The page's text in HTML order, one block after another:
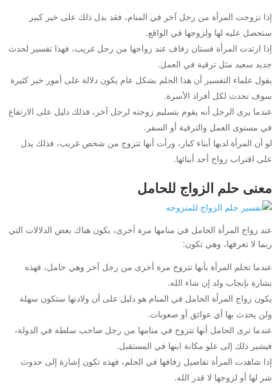
إذا تزوجت المرأة من رجل آخر في المنام، فقد يدل ذلك على خير كبير
ستحصل عليه لها ولزوجها في الواقع.
إذا ارتدت المرأة فستان زفاف عند زواجها من رجل غريب، فهذا تفسير لحدث
جديد سعيد مثل ترقية في العمل.
يقول علماء التفسير أن هذا الحلم بشكل عام يكون دلالة على أمور خير كثيرة
سوف تحدث لكل أفراد الأسرة.
عندما يرى الرجل أنه يقوم بتسليم زوجته لرجل آخر، فذلك دليل على الارتفاع
في مستوى العمل والترقية أو السفر.
لو أن المرأة لديها أبناء كبار، ورأت أنها تتزوج من شخص غريب، فذلك يدل
على اقتراب زواج أحد أبنائها.
معنى حلم الزواج للحامل
عند زواج المرأة الحامل في منامها مرة أخرى، يكون هناك بعض الدلالات التي
ربما لا تعرفها، وهي تكون:
عندما تحلم المرأة بأنها تتزوج مرة أخرى من رجل آخر وهي حامل، فهذه
بشارة بإنجاب ولد إن شاء الله.
يكون زواج المرأة الحامل في المنام هو دليل على أن ولادتها ستكون سهلة
ولن يحدث بها أي عوائق أو صعوبات.
عندما ترى الحامل أنها تتزوج في منامها من رجل صاحب سلطة في الدولة،
فيشير ذلك إلى علو مكانة ابنها في المستقبل.
إذا شاهدت المرأة تفاصيل زفافها في الحلم، فهذه تكون إشارة إلى حدوث
شر لها أو لزوجها لا قدر الله.